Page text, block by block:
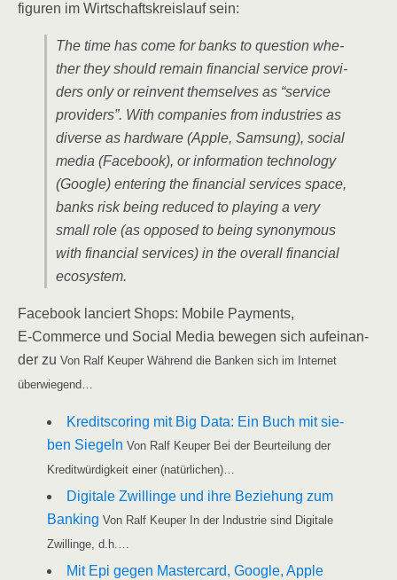
fi­gu­ren im Wirt­schafts­kreis­lauf sein:
The time has come for banks to ques­ti­on whe­
ther they should remain finan­cial ser­vice pro­vi­
ders only or reinvent them­sel­ves as “ser­vice
pro­vi­ders”. With com­pa­nies from indus­tries as
diver­se as hard­ware (Apple, Sam­sung), social
media (Face­book), or infor­ma­ti­on tech­no­lo­gy
(Goog­le) ente­ring the finan­cial ser­vices space,
banks risk being redu­ced to play­ing a very
small role (as oppo­sed to being syn­ony­mous
with finan­cial ser­vices) in the over­all finan­cial
ecosystem.
Face­book lan­ciert Shops: Mobi­le Pay­ments,
E‑Commerce und Social Media bewe­gen sich auf­ein­an­
der zu Von Ralf Keu­per Wäh­rend die Ban­ken sich im Inter­net
überwiegend…
Kre­dit­s­coring mit Big Data: Ein Buch mit sie­
ben Sie­geln Von Ralf Keu­per Bei der Beur­tei­lung der
Kre­dit­wür­dig­keit einer (natür­li­chen)…
Digi­ta­le Zwil­lin­ge und ihre Bezie­hung zum
Ban­king Von Ralf Keu­per In der Indus­trie sind Digi­ta­le
Zwil­lin­ge, d.h.…
Mit Epi gegen Mas­ter­card, Goog­le, Apple